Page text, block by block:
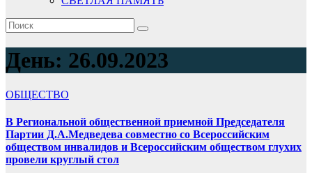
День: 26.09.2023
ОБЩЕСТВО
В Региональной общественной приемной Председателя
Партии Д.А.Медведева совместно со Всероссийским
обществом инвалидов и Всероссийским обществом глухих
провели круглый стол